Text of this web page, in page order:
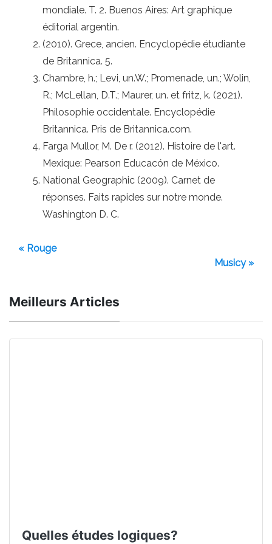
mondiale. T. 2. Buenos Aires: Art graphique
éditorial argentin.
(2010). Grece, ancien. Encyclopédie étudiante
de Britannica. 5.
Chambre, h.; Levi, un.W.; Promenade, un.; Wolin,
R.; McLellan, D.T.; Maurer, un. et fritz, k. (2021).
Philosophie occidentale. Encyclopédie
Britannica. Pris de Britannica.com.
Farga Mullor, M. De r. (2012). Histoire de l'art.
Mexique: Pearson Educacón de México.
National Geographic (2009). Carnet de
réponses. Faits rapides sur notre monde.
Washington D. C.
« Rouge
Musicy »
Meilleurs Articles
Quelles études logiques?